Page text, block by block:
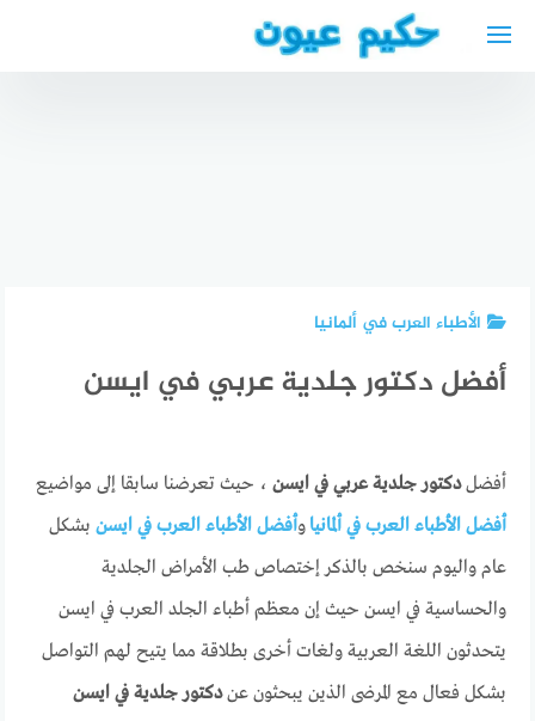
الأطباء العرب في ألمانيا
أفضل دكتور جلدية عربي في ايسن
أفضلدكتور جلدية عربي في ايسن ، حيث تعرضنا سابقا إلى مواضيع
أفضل الأطباء العرب في ألمانيا وأفضل الأطباء العرب في ايسن بشكل
عام واليوم سنخص بالذكر إختصاص طب الأمراض الجلدية
والحساسية في ايسن حيث إن معظم أطباء الجلد العرب في ايسن
يتحدثون اللغة العربية ولغات أخرى بطلاقة مما يتيح لهم التواصل
بشكل فعال مع المرضى الذين يبحثون عندكتور جلدية في ايسن